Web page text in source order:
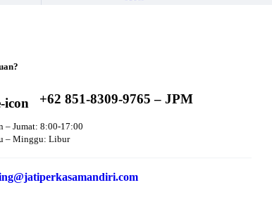
+62 851-8309-9765 – JPM
– Jumat: 8:00-17:00
– Minggu: Libur